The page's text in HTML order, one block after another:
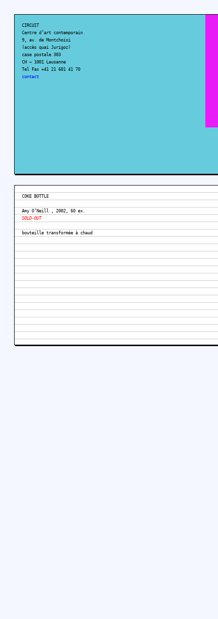
CIRCUIT
Centre d’art contemporain
9, av. de Montchoisi
(accès quai Jurigoz)
case postale 303
CH – 1001 Lausanne
Tel Fax +41 21 601 41 70
contact
COKE BOTTLE
Amy O’Neill , 2002, 60 ex.
SOLD-OUT
bouteille transformée à chaud